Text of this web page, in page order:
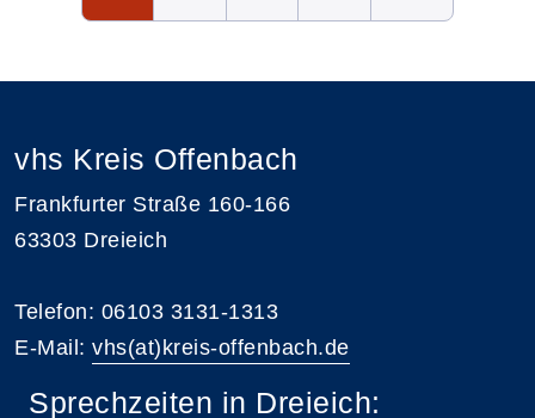
vhs Kreis Offenbach
Frankfurter Straße 160-166
63303 Dreieich
Telefon: 06103 3131-1313
E-Mail: vhs(at)kreis-offenbach.de
Sprechzeiten in Dreieich: